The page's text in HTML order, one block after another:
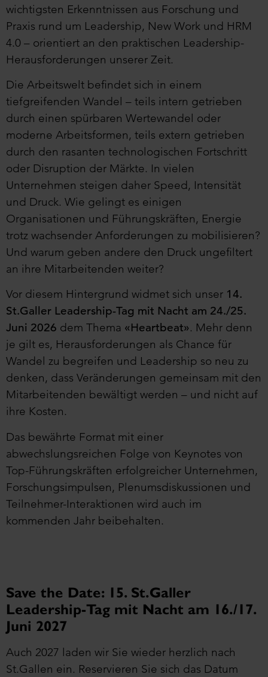
wichtigsten Erkenntnissen aus Forschung und
Praxis rund um Leadership, New Work und HRM
4.0 – orientiert an den praktischen Leadership-
Herausforderungen unserer Zeit.
Die Arbeitswelt befindet sich in einem
tiefgreifenden Wandel – teils intern getrieben
durch einen spürbaren Wertewandel oder
moderne Arbeitsformen, teils extern getrieben
durch den rasanten technologischen Fortschritt
oder Disruption der Märkte. In vielen
Unternehmen steigen daher Speed, Intensität
und Druck. Wie gelingt es einigen
Organisationen und Führungskräften, Energie
trotz wachsender Anforderungen zu mobilisieren?
Und warum geben andere den Druck ungefiltert
an ihre Mitarbeitenden weiter?
Vor diesem Hintergrund widmet sich unser 14.
St.Galler Leadership-Tag mit Nacht am 24./25.
Juni 2026 dem Thema «Heartbeat». Mehr denn
je gilt es, Herausforderungen als Chance für
Wandel zu begreifen und Leadership so neu zu
denken, dass Veränderungen gemeinsam mit den
Mitarbeitenden bewältigt werden – und nicht auf
ihre Kosten.
Das bewährte Format mit einer
abwechslungsreichen Folge von Keynotes von
Top-Führungskräften erfolgreicher Unternehmen,
Forschungsimpulsen, Plenumsdiskussionen und
Teilnehmer-Interaktionen wird auch im
kommenden Jahr beibehalten.
Save the Date: 15. St.Galler
Leadership-Tag mit Nacht am 16./17.
Juni 2027
Auch 2027 laden wir Sie wieder herzlich nach
St.Gallen ein. Reservieren Sie sich das Datum